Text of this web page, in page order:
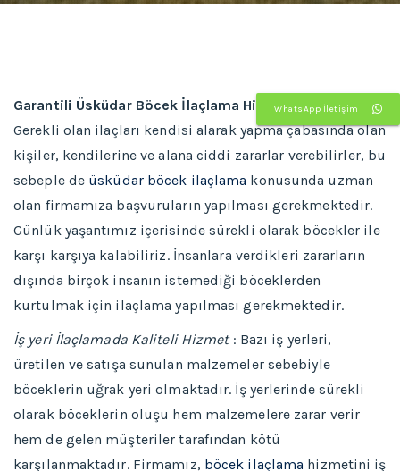
Garantili Üsküdar Böcek İlaçlama Hizmeti
Gerekli olan ilaçları kendisi alarak yapma çabasında olan
kişiler, kendilerine ve alana ciddi zararlar verebilirler, bu
sebeple de üsküdar böcek ilaçlama konusunda uzman
olan firmamıza başvuruların yapılması gerekmektedir.
Günlük yaşantımız içerisinde sürekli olarak böcekler ile
karşı karşıya kalabiliriz. İnsanlara verdikleri zararların
dışında birçok insanın istemediği böceklerden
kurtulmak için ilaçlama yapılması gerekmektedir.
İş yeri İlaçlamada Kaliteli Hizmet: Bazı iş yerleri,
üretilen ve satışa sunulan malzemeler sebebiyle
böceklerin uğrak yeri olmaktadır. İş yerlerinde sürekli
olarak böceklerin oluşu hem malzemelere zarar verir
hem de gelen müşteriler tarafından kötü
karşılanmaktadır. Firmamız, böcek ilaçlama hizmetini iş
WhatsApp İletişim